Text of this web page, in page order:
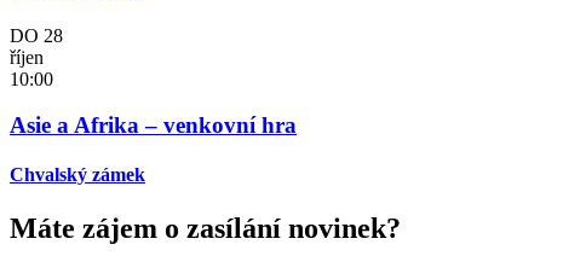
DO 28
říjen
10:00
Asie a Afrika – venkovní hra
Chvalský zámek
Máte zájem o zasílání novinek?